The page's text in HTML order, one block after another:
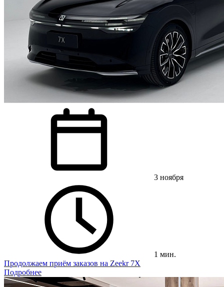
3 ноября
1 мин.
Продолжаем приём заказов на Zeekr 7X
Подробнее